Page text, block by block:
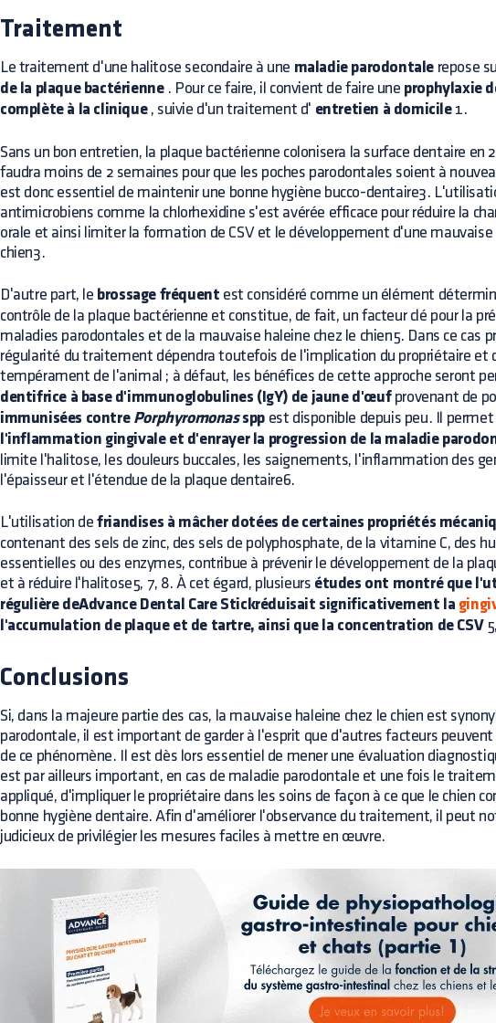
Traitement
Le traitement d'une halitose secondaire à une maladie parodontale repose
de la plaque bactérienne. Pour ce faire, il convient de faire une prophylaxie
complète à la clinique, suivie d'un traitement d' entretien à domicile1.
Sans un bon entretien, la plaque bactérienne colonisera la surface dentaire en
faudra moins de 2 semaines pour que les poches parodontales soient à
est donc essentiel de maintenir une bonne hygiène bucco-dentaire3.
antimicrobiens comme la chlorhexidine s'est avérée efficace pour réduire la
orale et ainsi limiter la formation de CSV et le développement d'une mauvaise
chien3.
D'autre part, le brossage fréquent est considéré comme un élément
contrôle de la plaque bactérienne et constitue, de fait, un facteur clé pour la
maladies parodontales et de la mauvaise haleine chez le chien5. Dans ce cas
régularité du traitement dépendra toutefois de l'implication du propriétaire et
tempérament de l'animal ; à défaut, les bénéfices de cette approche seront
dentifrice à base d'immunoglobulines (IgY) de jaune d'œufprovenant de
immunisées contre Porphyromonasspp est disponible depuis peu. Il permet
l'inflammation gingivale et d'enrayer la progression de la maladie
limite l'halitose, les douleurs buccales, les saignements, l'inflammation des
l'épaisseur et l'étendue de la plaque dentaire6.
L'utilisation defriandises à mâcher dotées de certaines propriétés
contenant des sels de zinc, des sels de polyphosphate, de la vitamine C, des
essentielles ou des enzymes, contribue à prévenir le développement de la
et à réduire l'halitose5, 7, 8. À cet égard, plusieurs études ont montré que
régulière deAdvance Dental Care Stickréduisait significativement la
l'accumulation de plaque et de tartre, ainsi que la concentration de CSV
Conclusions
Si, dans la majeure partie des cas, la mauvaise haleine chez le chien est
parodontale, il est important de garder à l'esprit que d'autres facteurs
de ce phénomène. Il est dès lors essentiel de mener une évaluation
est par ailleurs important, en cas de maladie parodontale et une fois le
appliqué, d'impliquer le propriétaire dans les soins de façon à ce que le chien
bonne hygiène dentaire. Afin d'améliorer l'observance du traitement, il peut
judicieux de privilégier les mesures faciles à mettre en œuvre.